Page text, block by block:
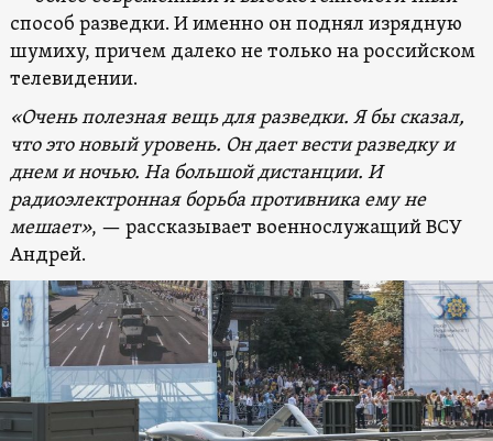
способ разведки. И именно он поднял изрядную
шумиху, причем далеко не только на российском
телевидении.
«Очень полезная вещь для разведки. Я бы сказал,
что это новый уровень. Он дает вести разведку и
днем ​​и ночью. На большой дистанции. И
радиоэлектронная борьба противника ему не
мешает», — рассказывает военнослужащий ВСУ
Андрей.